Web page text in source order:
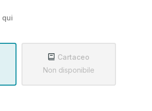
qui
Cartaceo
Non disponibile